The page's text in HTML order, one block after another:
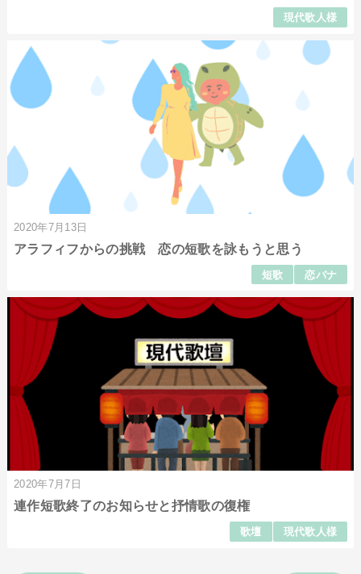
現代歌人様
2020年7月13日
アラフィフからの挑戦 恋の短歌を詠もうと思う
短歌 恋バナ
2020年7月7日
連作短歌終了のお知らせと抒情歌の復権
歌壇 現代歌人様